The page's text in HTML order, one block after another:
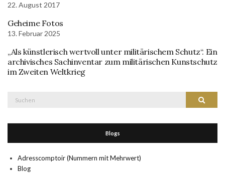
22. August 2017
Geheime Fotos
13. Februar 2025
„Als künstlerisch wertvoll unter militärischem Schutz“. Ein
archivisches Sachinventar zum militärischen Kunstschutz
im Zweiten Weltkrieg
Suchen
Blogs
Adresscomptoir (Nummern mit Mehrwert)
Blog